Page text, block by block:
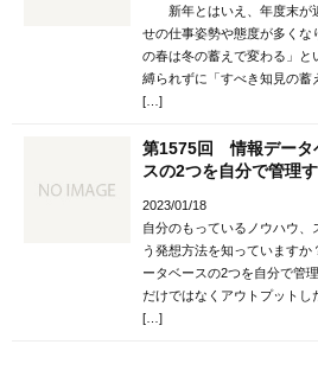
新年とはいえ、年度末が
せの仕事姿勢や態度が多く
の春は冬の蓄えで変わる」と
縛られずに「すべき知見の蓄
[…]
第1575回 情報データ
スの2つを自分で管理
2023/01/18
自分のもっているノウハウ
う発想方法を知っています
ータベースの2つを自分で管
だけではなくアウトプットし
[…]